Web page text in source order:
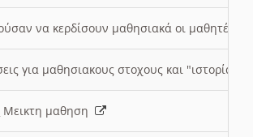
να κερδίσουν μαθησιακά οι μαθητές/
για μαθησιακους στοχους και "ιστορία"
μαθηση